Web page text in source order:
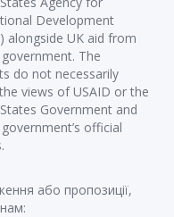
Development
alongside UK aid from
The
do not necessarily
views of USAID or the
Government and
official
або пропозиції,